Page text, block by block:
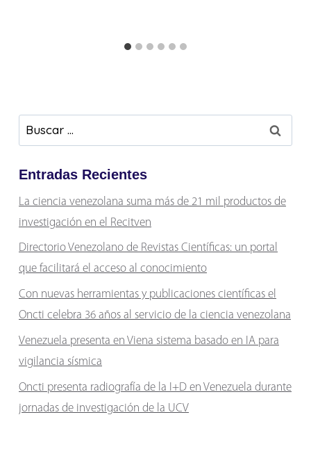
Buscar:
Entradas Recientes
La ciencia venezolana suma más de 21 mil productos de
investigación en el Recitven
Directorio Venezolano de Revistas Científicas: un portal
que facilitará el acceso al conocimiento
Con nuevas herramientas y publicaciones científicas el
Oncti celebra 36 años al servicio de la ciencia venezolana
Venezuela presenta en Viena sistema basado en IA para
vigilancia sísmica
Oncti presenta radiografía de la I+D en Venezuela durante
jornadas de investigación de la UCV